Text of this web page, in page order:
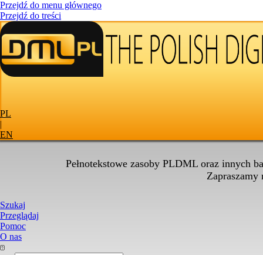
Przejdź do menu głównego
Przejdź do treści
PL
|
EN
Pełnotekstowe zasoby PLDML oraz innych
Zapraszamy
Szukaj
Przeglądaj
Pomoc
O nas